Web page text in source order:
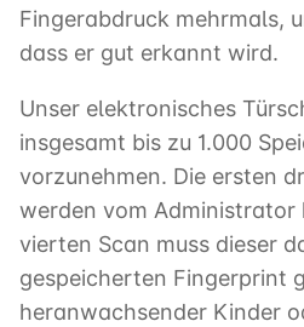
Fingerabdruck mehrmals,
dass er gut erkannt wird.
Unser elektronisches
insgesamt bis zu 1.000
vorzunehmen. Die ersten
werden vom Administrator
vierten Scan muss dieser
gespeicherten Fingerprint
heranwachsender Kinder